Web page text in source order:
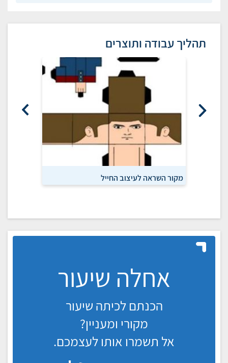
תהליך עבודה ותוצרים
מקור השראה לעיצוב החייל
אחלה שיעור
הכנתם לכיתה שיעור
מקורי ומעניין?
אל תשמרו אותו לעצמכם.